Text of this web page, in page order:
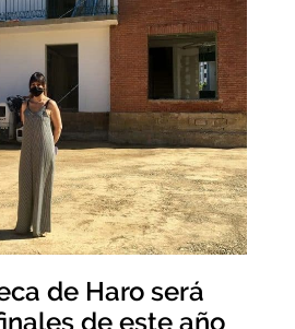
de Haro será
de este año